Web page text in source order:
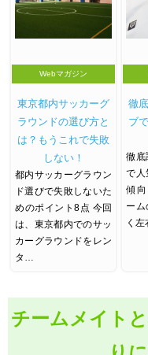
Webマガジン
東京都内サッカーグ
ラウンドの選び方と
は？もうこれで失敗
しない！
都内サッカーグラウン
ド選びで失敗しないた
めのポイント8点 今回
は、東京都内でのサッ
カーグラウンドをレン
タ…
徹
ブ
徹底
で人
傾
ーム
く
チームメイト